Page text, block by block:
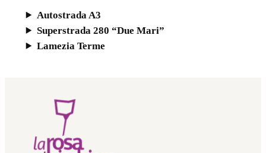
Autostrada A3
Superstrada 280 “Due Mari”
Lamezia Terme